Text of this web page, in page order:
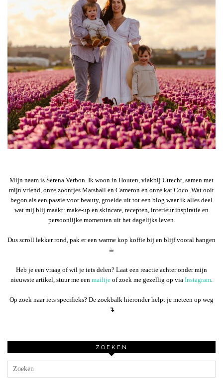
Mijn naam is Serena Verbon. Ik woon in Houten, vlakbij Utrecht, samen met
mijn vriend, onze zoontjes Marshall en Cameron en onze kat Coco. Wat ooit
begon als een passie voor beauty, groeide uit tot een blog waar ik alles deel
wat mij blij maakt: make-up en skincare, recepten, interieur inspiratie en
persoonlijke momenten uit het dagelijks leven.
Dus scroll lekker rond, pak er een warme kop koffie bij en blijf vooral hangen
☕︎
Heb je een vraag of wil je iets delen? Laat een reactie achter onder mijn
nieuwste artikel, stuur me een mailtje of zoek me gezellig op via Instagram.
Op zoek naar iets specifieks? De zoekbalk hieronder helpt je meteen op weg
↴
ZOEKEN